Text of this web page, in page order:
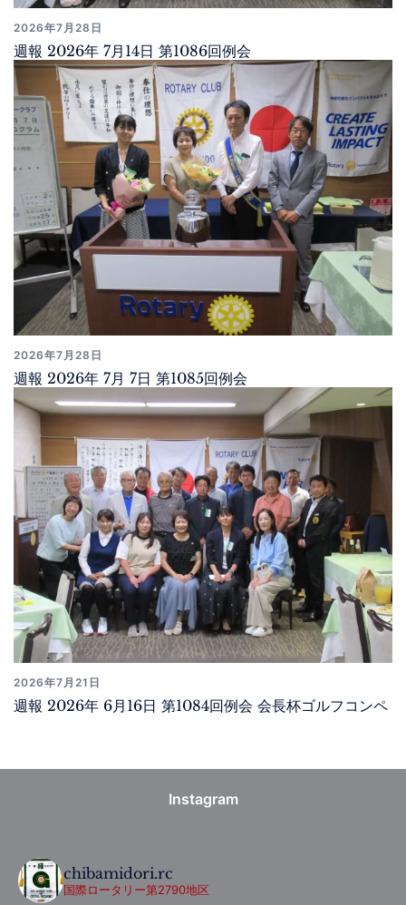
2026年7月28日
週報 2026年 7月14日 第1086回例会
2026年7月28日
週報 2026年 7月 7日 第1085回例会
2026年7月21日
週報 2026年 6月16日 第1084回例会 会長杯ゴルフコンペ
Instagram
chibamidori.rc
国際ロータリー第2790地区